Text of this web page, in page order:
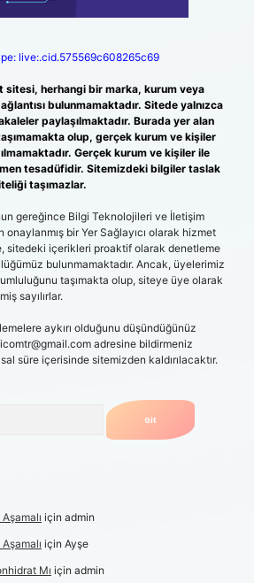
live:.cid.575569c608265c69
sitesi, herhangi bir marka, kurum veya
bulunmamaktadır. Sitede yalnızca
paylaşılmaktadır. Burada yer alan
olup, gerçek kurum ve kişiler
Gerçek kurum ve kişiler ile
tesadüfidir. Sitemizdeki bilgiler taslak
taşımazlar.
gereğince Bilgi Teknolojileri ve İletişim
onaylanmış bir Yer Sağlayıcı olarak hizmet
sitedeki içerikleri proaktif olarak denetleme
bulunmamaktadır. Ancak, üyelerimiz
taşımakta olup, siteye üye olarak
sayılırlar.
aykırı olduğunu düşündüğünüz
adresine bildirmeniz
süre içerisinde sitemizden kaldırılacaktır.
için admin
için Ayşe
Mı için admin